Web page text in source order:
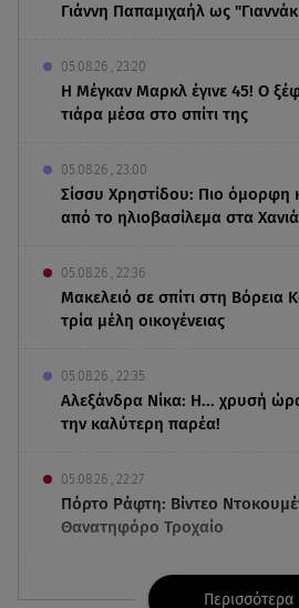
Γιάννη Παπαμιχαήλ ως
05.08.26 , 23:20
Η Μέγκαν Μαρκλ έγινε 45! Ο
τιάρα μέσα στο σπίτι της
05.08.26 , 23:00
Σίσσυ Χρηστίδου: Πιο όμορφη
από το ηλιοβασίλεμα στα
05.08.26 , 22:36
Μακελειό σε σπίτι στη Βόρεια
τρία μέλη οικογένειας
05.08.26 , 22:35
Αλεξάνδρα Νίκα: Η... χρυσή
την καλύτερη παρέα!
05.08.26 , 22:27
Πόρτο Ράφτη: Bίντεο
Θανατηφόρο Τροχαίο
Περισσότερα